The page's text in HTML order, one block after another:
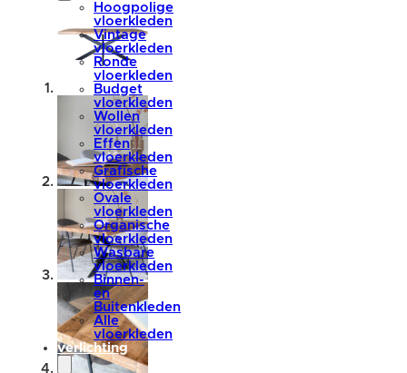
Hoogpolige
vloerkleden
Vintage
vloerkleden
Ronde
vloerkleden
Budget
vloerkleden
Wollen
vloerkleden
Effen
vloerkleden
Grafische
vloerkleden
Ovale
vloerkleden
Organische
vloerkleden
Wasbare
vloerkleden
Binnen-
en
Buitenkleden
Alle
vloerkleden
verlichting